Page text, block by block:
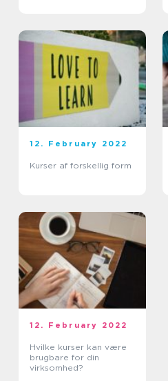
12. February 2022
Kurser af forskellig form
12. February 2022
Hvilke kurser kan være
brugbare for din
virksomhed?